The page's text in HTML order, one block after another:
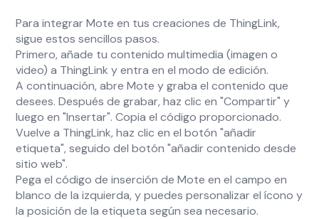
Para integrar Mote en tus creaciones de ThingLink,
sigue estos sencillos pasos.
Primero, añade tu contenido multimedia (imagen o
video) a ThingLink y entra en el modo de edición.
A continuación, abre Mote y graba el contenido que
desees. Después de grabar, haz clic en "Compartir" y
luego en "Insertar". Copia el código proporcionado.
Vuelve a ThingLink, haz clic en el botón "añadir
etiqueta", seguido del botón "añadir contenido desde
sitio web".
Pega el código de inserción de Mote en el campo en
blanco de la izquierda, y puedes personalizar el ícono y
la posición de la etiqueta según sea necesario.